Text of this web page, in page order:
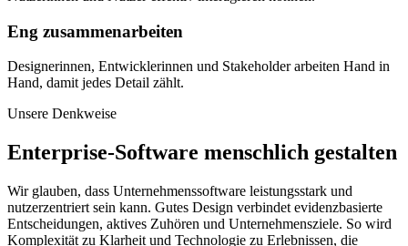
Eng zusammenarbeiten
Designerinnen, Entwicklerinnen und Stakeholder arbeiten Hand in
Hand, damit jedes Detail zählt.
Unsere Denkweise
Enterprise-Software menschlich gestalten
Wir glauben, dass Unternehmenssoftware leistungsstark und
nutzerzentriert sein kann. Gutes Design verbindet evidenzbasierte
Entscheidungen, aktives Zuhören und Unternehmensziele. So wird
Komplexität zu Klarheit und Technologie zu Erlebnissen, die